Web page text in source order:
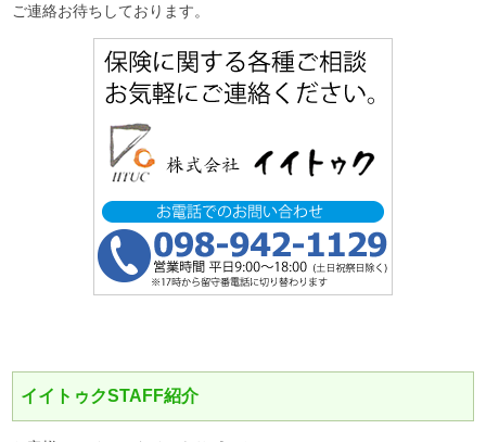
ご連絡お待ちしております。
イイトゥクSTAFF紹介